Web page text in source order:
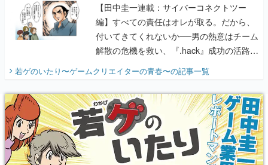
【田中圭一連載：サイバーコネクトツー
編】すべての責任はオレが取る。だから、
付いてきてくれないか──男の熱意はチーム
解散の危機を救い、『.hack』成功の活路を
『少年ジャンプ』色だった【若ゲのいた
り】
若ゲのいたり〜ゲームクリエイターの青春〜の記事一覧